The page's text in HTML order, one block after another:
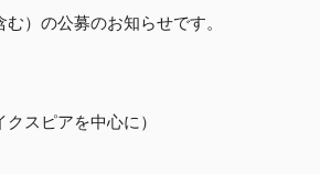
）の公募のお知らせです。
スピアを中心に）